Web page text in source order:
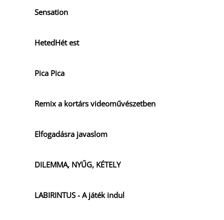
Sensation
HetedHét est
Pica Pica
Remix a kortárs videoművészetben
Elfogadásra javaslom
DILEMMA, NYŰG, KÉTELY
LABIRINTUS - A játék indul